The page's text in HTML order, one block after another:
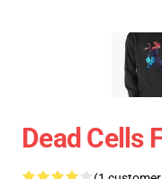
Dead Cells